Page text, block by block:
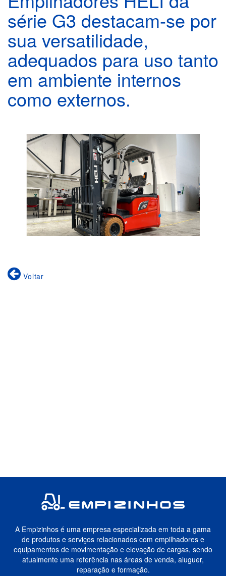
série G3 destacam-se por
sua versatilidade,
adequados para uso tanto
em ambiente internos
como externos.
Voltar
A Empizinhos é uma empresa especializada em toda a gama
de produtos e serviços relacionados com empilhadores e
equipamentos de movimentação e elevação de cargas, sendo
atualmente uma referência nas áreas de venda, aluguer,
reparação e formação.